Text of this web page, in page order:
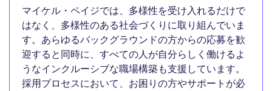
マイケル・ペイジでは、多様性を受け入れるだけで
はなく、多様性のある社会づくりに取り組んでいま
す。あらゆるバックグラウンドの方からの応募を歓
迎すると同時に、すべての人が自分らしく働けるよ
うなインクルーシブな職場構築も支援しています。
採用プロセスにおいて、お困りの方やサポートが必